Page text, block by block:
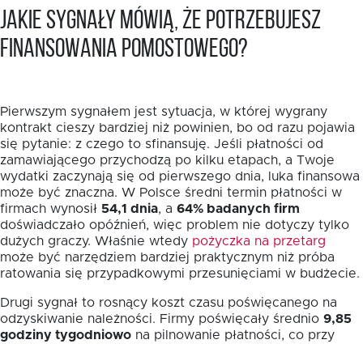
Jakie sygnały mówią, że potrzebujesz
finansowania pomostowego?
Pierwszym sygnałem jest sytuacja, w której wygrany
kontrakt cieszy bardziej niż powinien, bo od razu pojawia
się pytanie: z czego to sfinansuję. Jeśli płatności od
zamawiającego przychodzą po kilku etapach, a Twoje
wydatki zaczynają się od pierwszego dnia, luka finansowa
może być znaczna. W Polsce średni termin płatności w
firmach wynosił 54,1 dnia, a 64% badanych firm
doświadczało opóźnień, więc problem nie dotyczy tylko
dużych graczy. Właśnie wtedy pożyczka na przetarg
może być narzędziem bardziej praktycznym niż próba
ratowania się przypadkowymi przesunięciami w budżecie.
Drugi sygnał to rosnący koszt czasu poświęcanego na
odzyskiwanie należności. Firmy poświęcały średnio 9,85
godziny tygodniowo na pilnowanie płatności, co przy